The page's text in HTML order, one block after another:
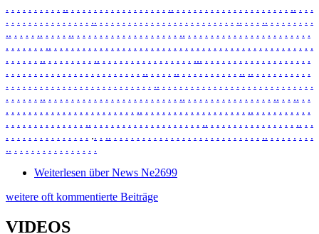
. . . . . . . . . . .. . . . . . . . . . . . . . . . . . .. . . . . . . . . . . . . . . . . . . . . .. . . .
. . . . . . . . . . . . . . . .. . . . . . . . . . . . . . . . . . . . . . . . . .. . . . .. . . . . . . . .
.. . . . . .. . . . . .. . . . . . . . . . . . . . . . . . . .. . . . . . . . . . . . . . . . . . . . . . .
. . . . . . . .. . . . . . . . . . . . . . . . . . . . . . . . . . . . . . . . . . . . . . . . . . . . . . .
. . . . . . .. . . . . . . . . .. . . . . . . . . . . . . . . . . ... . . . . . . . . . . . . . . . . . . .
. . . . . . . . . . . . . . . . . . . . . . . . .. . . . . .. . . . . . . . . . . .. .. . . . . . . . . . .
. . . . . . . . . . . . . . . . . . . . . . . . . . .. . . . . . . . . . . . . . . . . . . . . . . . . . . .
. . . . . . .. . . . . . . . . . . . . . . . . . . . . . . . .. . . . . . . . . . . . . . . . .. . . .. . .
. . . . . . . . . . . . . . . . . . . . . . . .. . . . . . . . . . . . . . . . . . . .. . . . . . . . . . .
. . . . . . . . . . . . . . .. . . . . . . . . . . . . . . . . . . . .. . . . . . . . . . . . . . . . .. . .
. . . . . . . . . . . . . . . .. . .. . . . . . . . . . . . . . . . . . . . . . . . . . . .. . . . . . . . .
.. . . . . . . . . . . . . . . .
Weiterlesen über News Ne2699
weitere oft kommentierte Beiträge
VIDEOS